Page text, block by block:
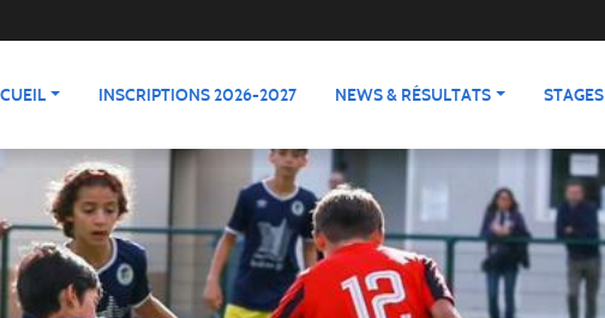
INSCRIPTIONS 2026-2027 NEWS & RÉSULTATS STAGES